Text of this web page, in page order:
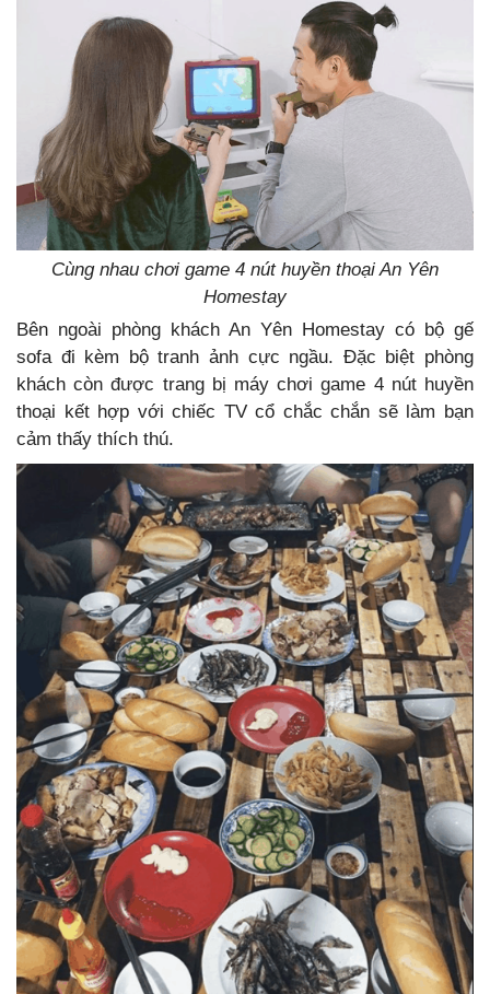
Cùng nhau chơi game 4 nút huyền thoại An Yên
Homestay
Bên ngoài phòng khách An Yên Homestay có bộ gế
sofa đi kèm bộ tranh ảnh cực ngầu. Đặc biệt phòng
khách còn được trang bị máy chơi game 4 nút huyền
thoại kết hợp với chiếc TV cổ chắc chắn sẽ làm bạn
cảm thấy thích thú.